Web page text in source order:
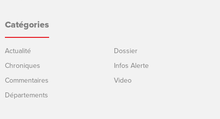
Catégories
Actualité
Chroniques
Commentaires
Départements
Dossier
Infos Alerte
Video